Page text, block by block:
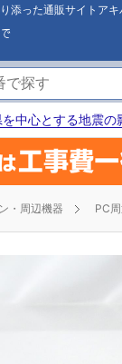
添った通販サイトアキ
を中心とする地震
・周辺機器 PC